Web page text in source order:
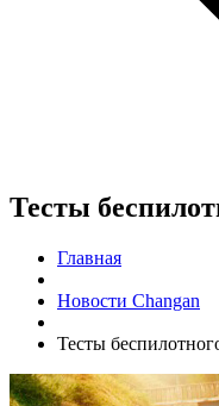
Тесты
Главная
Новости Changan
Тесты